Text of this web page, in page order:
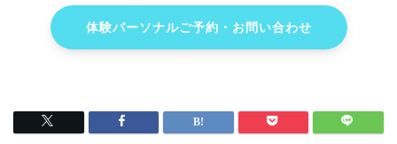
体験パーソナルご予約・お問い合わせ